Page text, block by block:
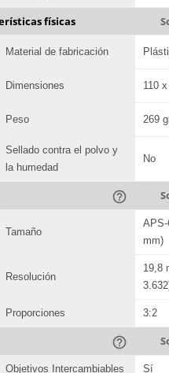
físicas
Material de fabricación
Dimensiones 110
Peso 269
Sellado contra el polvo y
la humedad
No
help_outline
Tamaño
mm)
Resolución
19,8
Proporciones 3:2
help_outline
Objetivos Intercambiables Sí